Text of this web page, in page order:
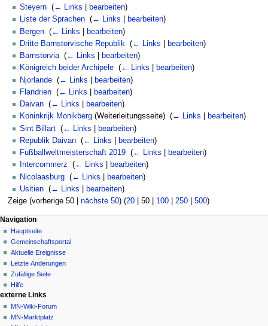
Steyern (← Links bearbeiten)
Liste der Sprachen (← Links bearbeiten)
Bergen (← Links bearbeiten)
Dritte Barnstorvische Republik
(← Links bearbeiten)
Barnstorvia‎ (← Links bearbeiten)
Königreich beider Archipele (← Links bearbeiten)
Njorlande (← Links bearbeiten)
Flandrien (← Links bearbeiten)
Daivan (← Links bearbeiten)
Koninkrijk Monikberg (Weiterleitungsseite) ‎ (← Links bearbeiten)
Sint Billart (← Links bearbeiten)
Republik Daivan (← Links bearbeiten)
Fußballweltmeisterschaft 2019 (← Links bearbeiten)
Intercommerz
(← Links bearbeiten)
Nicolaasburg (← Links bearbeiten)
Usitien (← Links bearbeiten)
Zeige (vorherige 50| nächste 50) (20| 50| 100| 250| 500)
Navigationsmenü
Seitenaktionen
Seite
Diskussion
Lesen
Quelltext
anzeigen
Versionsgeschichte
Meine Werkzeuge
Nicht
angemeldet
Diskussionsseite
Beiträge
Anmelden
Navigation
Hauptseite
Gemeinschafts­portal
Aktuelle Ereignisse
Letzte Änderungen
Zufällige Seite
Hilfe
externe Links
MN-Wiki-Forum
MN-Marktplatz